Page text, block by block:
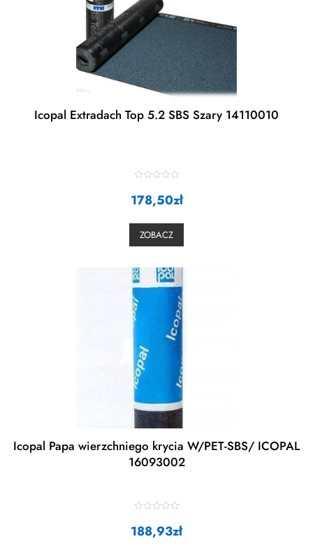
Icopal Extradach Top 5.2 SBS Szary 14110010
a
t
u
f
5
178,50zł
ZOBACZ
Icopal Papa wierzchniego krycia W/PET-SBS/ ICOPAL
16093002
a
t
188,93zł